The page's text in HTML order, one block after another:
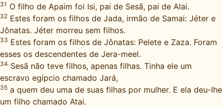
31 O filho de Apaim foi Isi, pai de Sesã, pai de Alai.
32 Estes foram os filhos de Jada, irmão de Samai: Jéter e
Jônatas. Jéter morreu sem filhos.
33 Estes foram os filhos de Jônatas: Pelete e Zaza. Foram
esses os descendentes de Jera-meel.
34 Sesã não teve filhos, apenas filhas. Tinha ele um
escravo egípcio chamado Jará,
35 a quem deu uma de suas filhas por mulher. E ela deu-lhe
um filho chamado Atai.